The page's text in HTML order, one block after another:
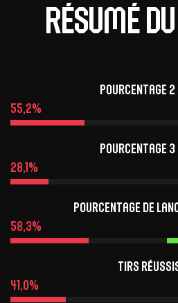
Résumé
pourcentage
55,2%
pourcentage
28,1%
pourcentage de
58,3%
Tirs
41,0%